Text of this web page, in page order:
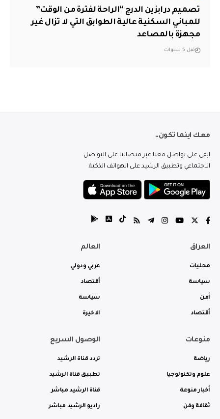
تصميم درابزين الدرج “الراحة لفترة من الوقت”
للمباني السكنية عالية الطوابق التي لا تزال غير
مجهزة بالمصاعد
قبل 5 سنوات
معك اينما تكون..
ابقى على تواصل معنا عبر منصاتنا على التواصل
الاجتماعي وتطبيق الرشيد على الهواتف الذكية.
العراق
محليات
سياسة
أمن
أقتصاد
العالم
عربي ودولي
أقتصاد
سياسة
الاخيرة
منوعات
رياضة
علوم وتكنولوجيا
أخبار منوعة
ثقافة وفن
الوصول السريع
تردد قناة الرشيد
تطبيق قناة الرشيد
قناة الرشيد مباشر
راديو الرشيد مباشر